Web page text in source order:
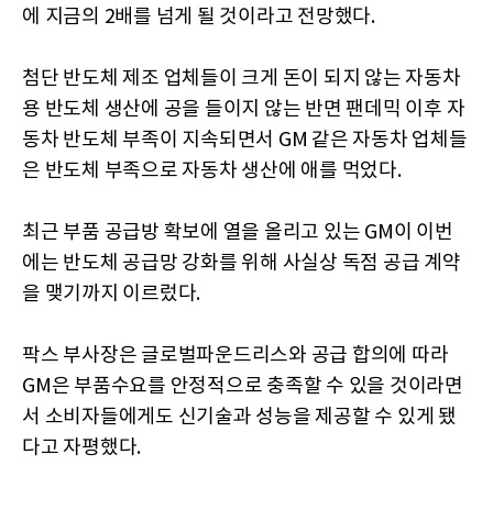
에 지금의 2배를 넘게 될 것이라고 전망했다.
첨단 반도체 제조 업체들이 크게 돈이 되지 않는 자동차
용 반도체 생산에 공을 들이지 않는 반면 팬데믹 이후 자
동차 반도체 부족이 지속되면서 GM 같은 자동차 업체들
은 반도체 부족으로 자동차 생산에 애를 먹었다.
최근 부품 공급방 확보에 열을 올리고 있는 GM이 이번
에는 반도체 공급망 강화를 위해 사실상 독점 공급 계약
을 맺기까지 이르렀다.
팍스 부사장은 글로벌파운드리스와 공급 합의에 따라
GM은 부품수요를 안정적으로 충족할 수 있을 것이라면
서 소비자들에게도 신기술과 성능을 제공할 수 있게 됐
다고 자평했다.